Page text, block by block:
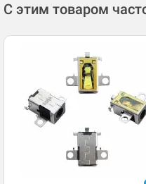
С этим товаром